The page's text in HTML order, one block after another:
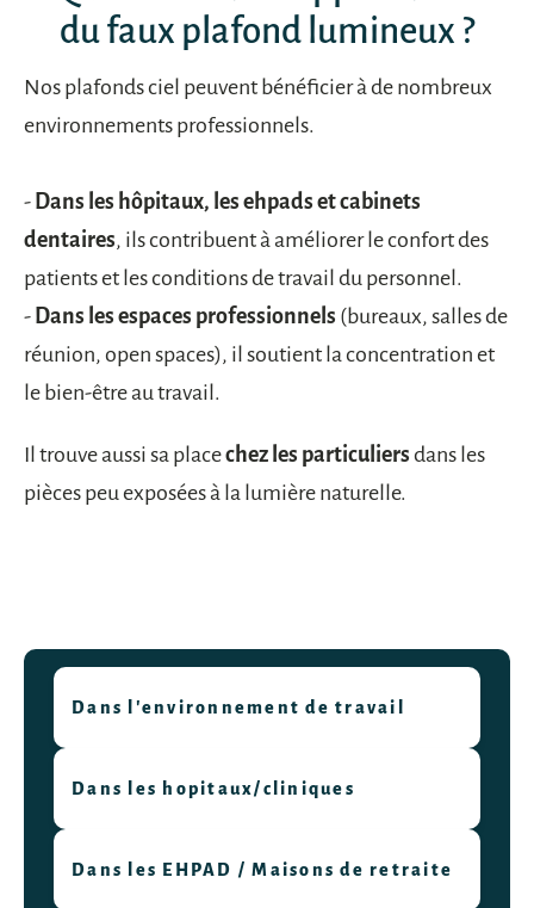
du faux plafond lumineux ?
Nos plafonds ciel peuvent bénéficier à de nombreux
environnements professionnels.
- Dans les hôpitaux, les ehpads et cabinets
dentaires, ils contribuent à améliorer le confort des
patients et les conditions de travail du personnel.
- Dans les espaces professionnels (bureaux, salles de
réunion, open spaces), il soutient la concentration et
le bien-être au travail.
Il trouve aussi sa placechez les particuliers dans les
pièces peu exposées à la lumière naturelle.
Dans l'environnement de travail
Dans les hopitaux/cliniques
Dans les EHPAD / Maisons de retraite